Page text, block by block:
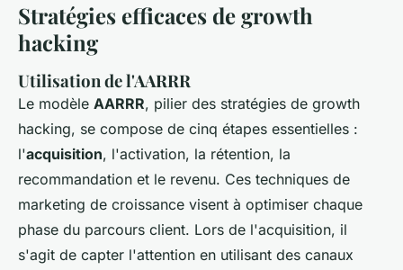
Stratégies efficaces de growth
hacking
Utilisation de l'AARRR
Le modèle AARRR, pilier des stratégies de growth
hacking, se compose de cinq étapes essentielles :
l'acquisition, l'activation, la rétention, la
recommandation et le revenu. Ces techniques de
marketing de croissance visent à optimiser chaque
phase du parcours client. Lors de l'acquisition, il
s'agit de capter l'attention en utilisant des canaux